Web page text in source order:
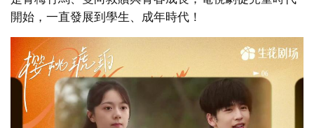
開始，一直發展到學生、成年時代！